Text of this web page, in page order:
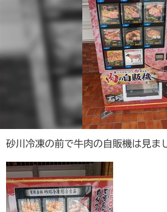
砂川冷凍の前で牛肉の自販機は見ま